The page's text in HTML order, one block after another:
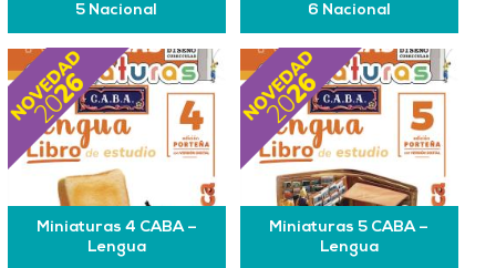
5 Nacional
6 Nacional
Miniaturas 4 CABA –
Lengua
Miniaturas 5 CABA –
Lengua